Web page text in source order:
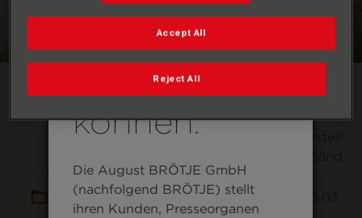
Name Größe
Produkte - -
Bildmaterial
nutzen zu
können.
Die August BRÖTJE GmbH
(nachfolgend BRÖTJE) stellt
ihren Kunden, Presseorganen
Reject All
Accept All